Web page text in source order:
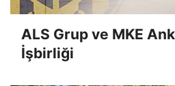
ALS Grup ve MKE
İşbirliği